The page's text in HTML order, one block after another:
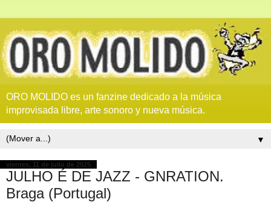
ORO MOLIDO es un fanzine dedicado a la música
improvisada libre, arte sonoro y nueva música.
▼
viernes, 11 de julio de 2025
JULHO É DE JAZZ - GNRATION.
Braga (Portugal)